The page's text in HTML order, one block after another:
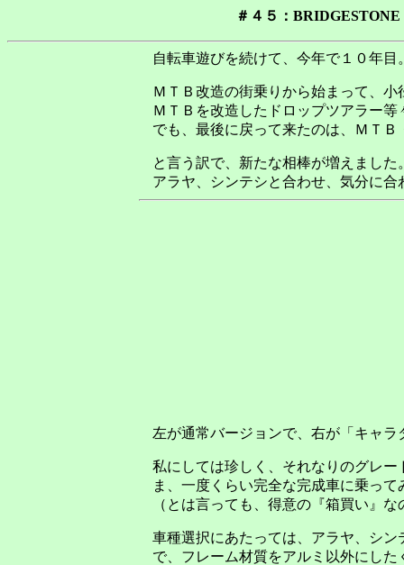
＃４５：
自転車遊びを続けて、今年で１０年
ＭＴＢ改造の街乗りから始まって、
ＭＴＢを改造したドロップツアラー
でも、最後に戻って来たのは、ＭＴ
と言う訳で、新たな相棒が増えました
アラヤ、シンテシと合わせ、気分に
左が通常バージョンで、右が「キャ
私にしては珍しく、それなりのグレ
ま、一度くらい完全な完成車に乗っ
（とは言っても、得意の『箱買い』
車種選択にあたっては、アラヤ、シ
で、フレーム材質をアルミ以外にし